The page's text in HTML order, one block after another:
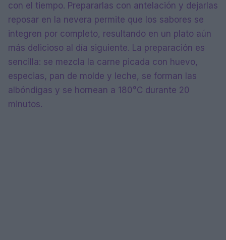
con el tiempo. Prepararlas con antelación y dejarlas
reposar en la nevera permite que los sabores se
integren por completo, resultando en un plato aún
más delicioso al día siguiente. La preparación es
sencilla: se mezcla la carne picada con huevo,
especias, pan de molde y leche, se forman las
albóndigas y se hornean a 180°C durante 20
minutos.